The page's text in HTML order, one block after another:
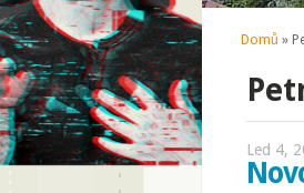
Jste zde
Domů »
Led 4,